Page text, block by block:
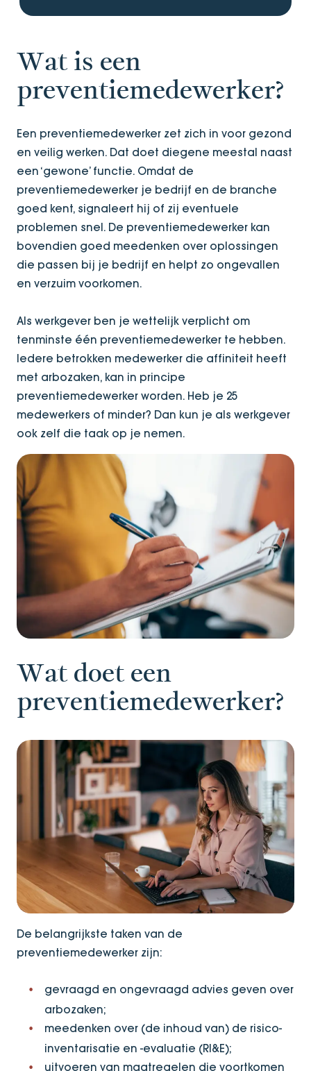
Wat is een
preventiemedewerker?
Een preventiemedewerker zet zich in voor gezond
en veilig werken. Dat doet diegene meestal naast
een ‘gewone’ functie. Omdat de
preventiemedewerker je bedrijf en de branche
goed kent, signaleert hij of zij eventuele
problemen snel. De preventiemedewerker kan
bovendien goed meedenken over oplossingen
die passen bij je bedrijf en helpt zo ongevallen
en verzuim voorkomen.
Als werkgever ben je wettelijk verplicht om
tenminste één preventiemedewerker te hebben.
Iedere betrokken medewerker die affiniteit heeft
met arbozaken, kan in principe
preventiemedewerker worden. Heb je 25
medewerkers of minder? Dan kun je als werkgever
ook zelf die taak op je nemen.
Wat doet een
preventiemedewerker?
De belangrijkste taken van de
preventiemedewerker zijn:
gevraagd en ongevraagd advies geven over
arbozaken;
meedenken over (de inhoud van) de risico-
inventarisatie en -evaluatie (RI&E);
uitvoeren van maatregelen die voortkomen